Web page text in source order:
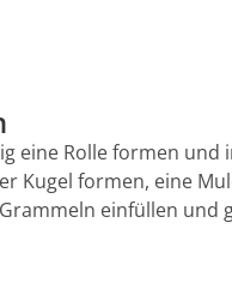
eine Rolle formen und
Kugel formen, eine
einfüllen und